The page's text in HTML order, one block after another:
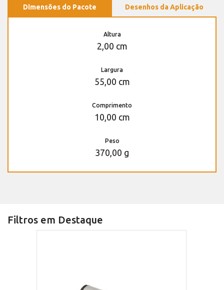
Dimensões do Pacote Desenhos da Aplicação
Altura
2,00 cm
Largura
55,00 cm
Comprimento
10,00 cm
Peso
370,00 g
Filtros em Destaque